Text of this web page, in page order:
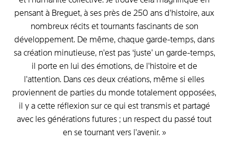
pensant à Breguet, à ses près de 250 ans d'histoire, aux
nombreux récitsettournantsfascinantsde son
développement. De même,chaque garde-temps,dans
sacréation minutieuse, n'est pas‘juste’ un garde-temps,
il porte en lui desémotions,de l'histoire etde
l'attention. Dans ces deux créations, même si elles
proviennent de parties du monde totalement opposées,
il yacette réflexion surce qui esttransmiset partagé
avec les générations futures ; un respect du passé tout
en se tournantvers l'avenir. »